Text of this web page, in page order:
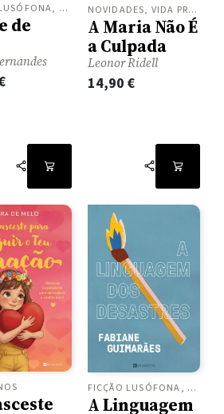
FICÇÃO LUSÓFONA, ROMANCES
de
NOVIDADES, VIDA PRÁTICA
A Maria Não É
a Culpada
Leonor Ridell
14,90 €
FICÇÃO LUSÓFONA, ROMANCES
A Linguagem